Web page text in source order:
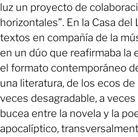
luz un proyecto de
horizontales”. En la Casa
textos en compañía de la
en un dúo que reafirmaba la
el formato contemporáneo
una literatura, de los ecos
veces desagradable, a
bucea entre la novela y la
apocalíptico,